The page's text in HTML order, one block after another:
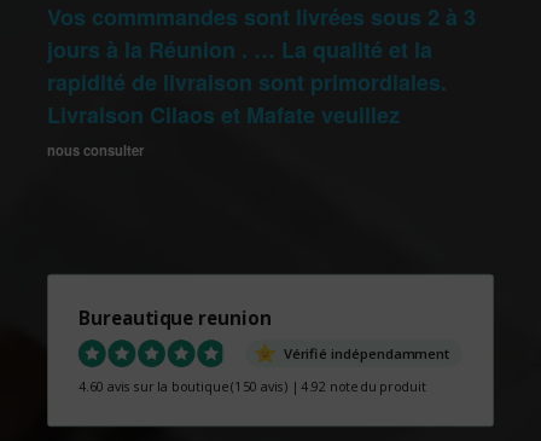
Vos commmandes sont livrées sous 2 à 3
jours à la Réunion . … La qualité et la
rapidité de livraison sont primordiales.
Livraison Cilaos et Mafate veuillez
nous consulter
Bureautique reunion
Vérifié indépendamment
4.60 avis sur la boutique(150 avis) |4.92 note du produit